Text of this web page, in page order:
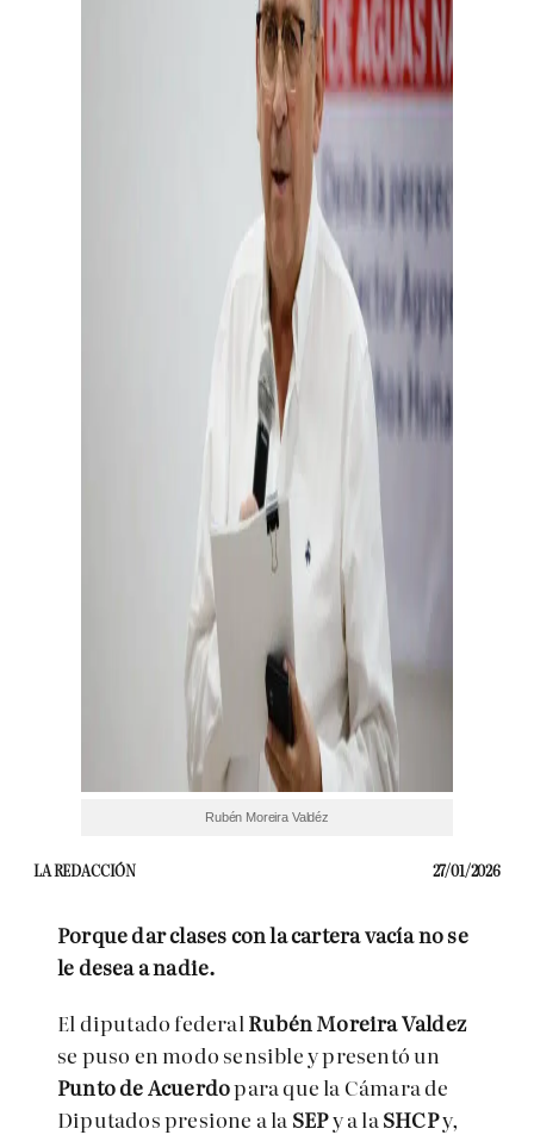
Rubén Moreira Valdéz
LA REDACCIÓN 27/01/2026
Porque dar clases con la cartera vacía no se
le desea a nadie.
El diputado federalRubén Moreira Valdez
se puso en modo sensible y presentó un
Punto de Acuerdopara que la Cámara de
Diputados presione a la SEPy a laSHCPy,